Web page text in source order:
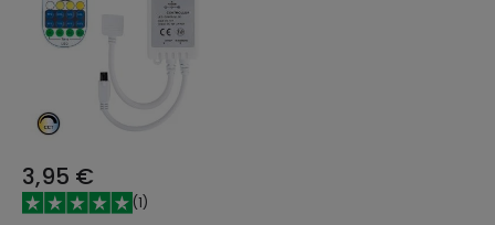
3,95 €
(1)